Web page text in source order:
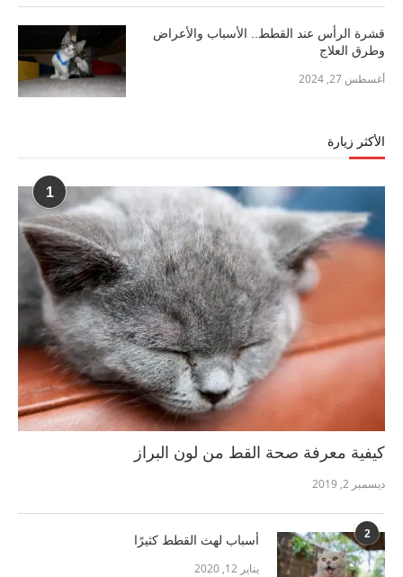
قشرة الرأس عند القطط.. الأسباب والأعراض
وطرق العلاج
أغسطس 27, 2024
الأكثر زيارة
1
كيفية معرفة صحة القط من لون البراز
ديسمبر 2, 2019
2 أسباب لهث القطط كثيرًا
يناير 12, 2020